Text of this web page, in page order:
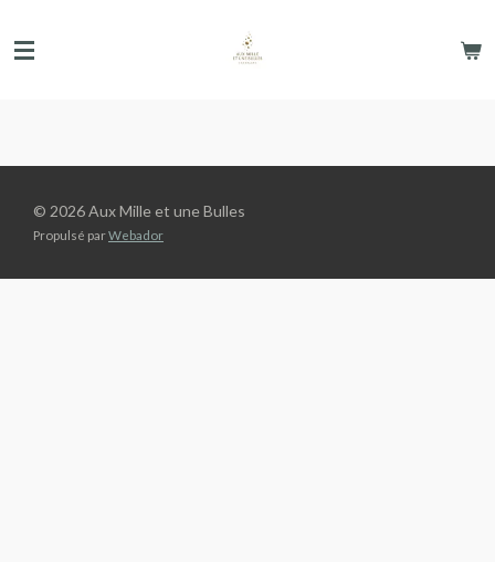
au
© 2026 Aux Mille et une Bulles
Propulsé parWebador